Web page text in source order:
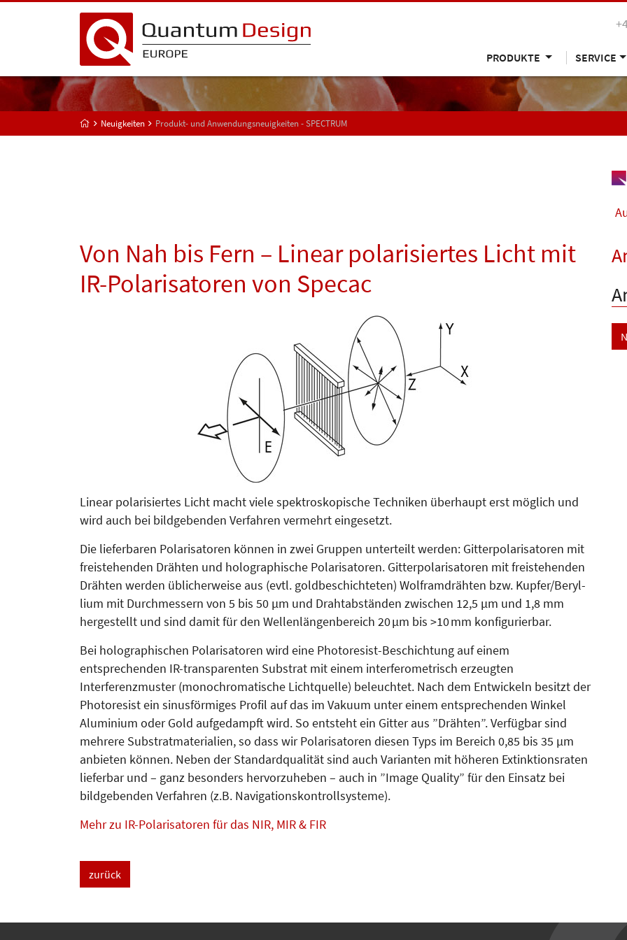
PRODUKTE SERVICE
Neuigkeiten Produkt- und Anwendungsneuigkeiten - SPECTRUM
Von Nah bis Fern – Linear polarisiertes Licht mit
IR-Polarisatoren von Specac
Linear polarisiertes Licht macht viele spektroskopische Techniken überhaupt erst möglich und
wird auch bei bildgebenden Verfahren vermehrt eingesetzt.
Die lieferbaren Polarisatoren können in zwei Gruppen unterteilt werden: Gitterpolarisatoren mit
freistehenden Drähten und holographische Pola­risatoren. Gitterpolarisatoren mit freistehenden
Drähten werden üblicher­wei­se aus (evtl. goldbeschichteten) Wolfram­drähten bzw. Kupfer/Beryl­
lium mit Durchmessern von 5 bis 50 µm und Drahtabständen zwischen 12,5 µm und 1,8 mm
hergestellt und sind damit für den Wellenlängenbereich 20 µm bis >10 mm konfigurierbar.
Bei holographischen Polarisatoren wird eine Photoresist-Beschichtung auf einem
entsprechenden IR-transparenten Sub­strat mit einem interferometrisch erzeugten
Interferenzmuster (monochromatische Lichtquelle) beleuchtet. Nach dem Entwickeln besitzt der
Photoresist ein sinusförmiges Profil auf das im Vakuum unter einem entsprechenden Winkel
Aluminium oder Gold aufgedampft wird. So entsteht ein Gitter aus ”Drähten”. Verfügbar sind
mehrere Substratmaterialien, so dass wir Polarisatoren diesen Typs im Bereich 0,85 bis 35 µm
anbieten können. Neben der Standardqualität sind auch Varianten mit höheren Extinktionsraten
lieferbar und – ganz besonders hervorzuheben – auch in ”Image Quality” für den Einsatz bei
bildgebenden Verfahren (z.B. Navigations­kontrollsysteme).
Mehr zu IR-Polarisatoren für das NIR, MIR & FIR
zurück